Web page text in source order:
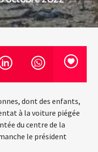
dont des enfants,
à la voiture piégée
du centre de la
le président